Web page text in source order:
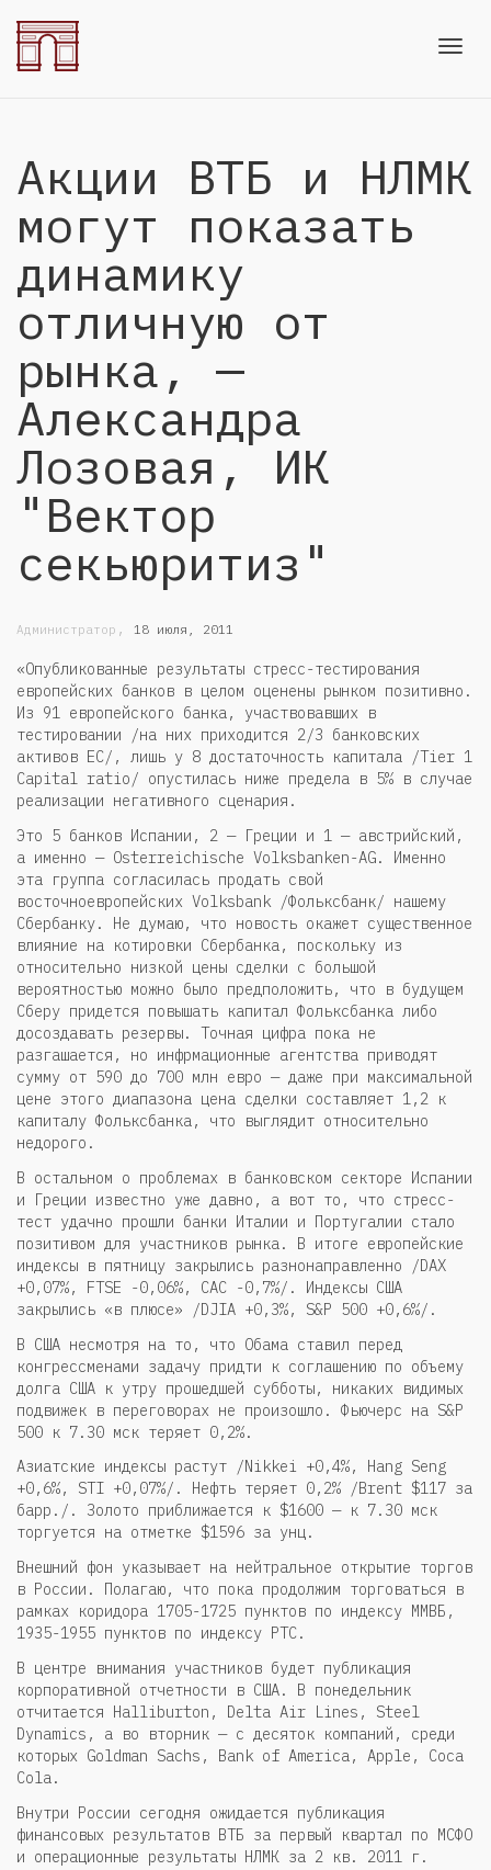
Акции ВТБ и НЛМК
могут показать
динамику
отличную от
рынка, —
Александра
Лозовая, ИК
"Вектор
секьюритиз"
Администратор , 18 июля, 2011
«Опубликованные результаты стресс-тестирования
европейских банков в целом оценены рынком позитивно.
Из 91 европейского банка, участвовавших в
тестировании /на них приходится 2/3 банковских
активов ЕС/, лишь у 8 достаточность капитала /Tier 1
Capital ratio/ опустилась ниже предела в 5% в случае
реализации негативного сценария.
Это 5 банков Испании, 2 — Греции и 1 — австрийский,
а именно — Osterreichische Volksbanken-AG. Именно
эта группа согласилась продать свой
восточноевропейских Volksbank /Фольксбанк/ нашему
Сбербанку. Не думаю, что новость окажет существенное
влияние на котировки Сбербанка, поскольку из
относительно низкой цены сделки с большой
вероятностью можно было предположить, что в будущем
Сберу придется повышать капитал Фольксбанка либо
досоздавать резервы. Точная цифра пока не
разгашается, но инфрмационные агентства приводят
сумму от 590 до 700 млн евро — даже при максимальной
цене этого диапазона цена сделки составляет 1,2 к
капиталу Фольксбанка, что выглядит относительно
недорого.
В остальном о проблемах в банковском секторе Испании
и Греции известно уже давно, а вот то, что стресс-
тест удачно прошли банки Италии и Португалии стало
позитивом для участников рынка. В итоге европейские
индексы в пятницу закрылись разнонаправленно /DAX
+0,07%, FTSE -0,06%, CAC -0,7%/. Индексы США
закрылись «в плюсе» /DJIA +0,3%, S&P 500 +0,6%/.
В США несмотря на то, что Обама ставил перед
конгрессменами задачу придти к соглашению по объему
долга США к утру прошедшей субботы, никаких видимых
подвижек в переговорах не произошло. Фьючерс на S&P
500 к 7.30 мск теряет 0,2%.
Азиатские индексы растут /Nikkei +0,4%, Hang Seng
+0,6%, STI +0,07%/. Нефть теряет 0,2% /Brent $117 за
барр./. Золото приближается к $1600 — к 7.30 мск
торгуется на отметке $1596 за унц.
Внешний фон указывает на нейтральное открытие торгов
в России. Полагаю, что пока продолжим торговаться в
рамках коридора 1705-1725 пунктов по индексу ММВБ,
1935-1955 пунктов по индексу РТС.
В центре внимания участников будет публикация
корпоративной отчетности в США. В понедельник
отчитается Halliburton, Delta Air Lines, Steel
Dynamics, а во вторник — с десяток компаний, среди
которых Goldman Sachs, Bank of America, Apple, Coca
Cola.
Внутри России сегодня ожидается публикация
финансовых результатов ВТБ за первый квартал по МСФО
и операционные результаты НЛМК за 2 кв. 2011 г.